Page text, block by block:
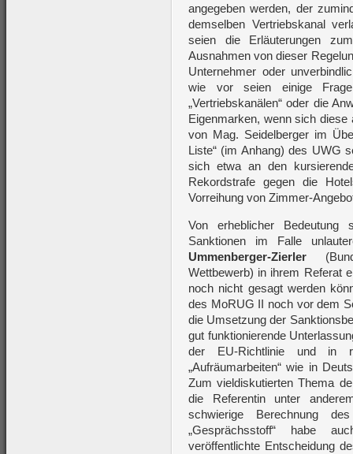
angegeben werden, der
demselben Vertriebskanal
seien die Erläuterungen
Ausnahmen von dieser
Unternehmer oder
wie vor seien einige
„Vertriebskanälen“ oder die
Eigenmarken, wenn sich diese
von Mag. Seidelberger im
Liste“ (im Anhang) des UWG
sich etwa an den
Rekordstrafe gegen die
Vorreihung von Zimmer-
Von erheblicher Bedeutung
Sanktionen im Falle
Ummenberger-Zierler
Wettbewerb) in ihrem Referat
noch nicht gesagt werden
des MoRUG II noch vor dem
die Umsetzung der
gut funktionierende
der EU-Richtlinie und in
„Aufräumarbeiten“ wie in
Zum vieldiskutierten Thema
die Referentin unter
schwierige Berechnung
„Gesprächsstoff“ habe
veröffentlichte Entscheidung